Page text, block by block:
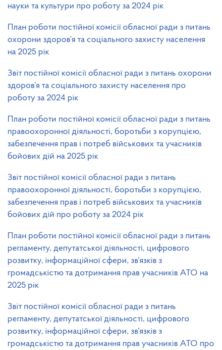
науки та культури про роботу за 2024 рік
План роботи постійної комісії обласної ради з питань
охорони здоров’я та соціального захисту населення
на 2025 рік
Звіт постійної комісії обласної ради з питань охорони
здоров’я та соціального захисту населення про
роботу за 2024 рік
План роботи постійної комісії обласної ради з питань
правоохоронної діяльності, боротьби з корупцією,
забезпечення прав і потреб військових та учасників
бойових дій на 2025 рік
Звіт постійної комісії обласної ради з питань
правоохоронної діяльності, боротьби з корупцією,
забезпечення прав і потреб військових та учасників
бойових дій про роботу за 2024 рік
План роботи постійної комісії обласної ради з питань
регламенту, депутатської діяльності, цифрового
розвитку, інформаційної сфери, зв’язків з
громадськістю та дотримання прав учасників АТО на
2025 рік
Звіт постійної комісії обласної ради з питань
регламенту, депутатської діяльності, цифрового
розвитку, інформаційної сфери, зв’язків з
громадськістю та дотримання прав учасників АТО про